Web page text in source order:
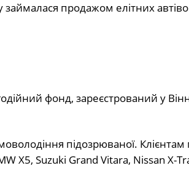
продажом елітних
фонд, зареєстрований у
підозрюваної.
X5, Suzuki Grand Vitara, Nissan X-